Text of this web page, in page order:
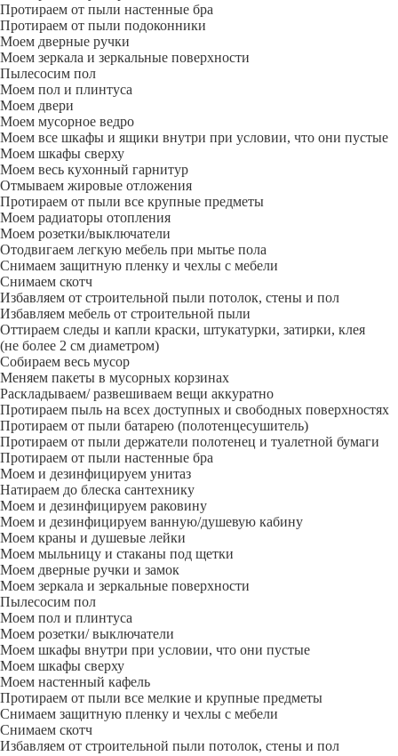
Протираем от пыли настенные бра
Протираем от пыли подоконники
Моем дверные ручки
Моем зеркала и зеркальные поверхности
Пылесосим пол
Моем пол и плинтуса
Моем двери
Моем мусорное ведро
Моем все шкафы и ящики внутри при условии, что они пустые
Моем шкафы сверху
Моем весь кухонный гарнитур
Отмываем жировые отложения
Протираем от пыли все крупные предметы
Моем радиаторы отопления
Моем розетки/выключатели
Отодвигаем легкую мебель при мытье пола
Снимаем защитную пленку и чехлы с мебели
Снимаем скотч
Избавляем от строительной пыли потолок, стены и пол
Избавляем мебель от строительной пыли
Оттираем следы и капли краски, штукатурки, затирки, клея
(не более 2 см диаметром)
Собираем весь мусор
Меняем пакеты в мусорных корзинах
Раскладываем/ развешиваем вещи аккуратно
Протираем пыль на всех доступных и свободных поверхностях
Протираем от пыли батарею (полотенцесушитель)
Протираем от пыли держатели полотенец и туалетной бумаги
Протираем от пыли настенные бра
Моем и дезинфицируем унитаз
Натираем до блеска сантехнику
Моем и дезинфицируем раковину
Моем и дезинфицируем ванную/душевую кабину
Моем краны и душевые лейки
Моем мыльницу и стаканы под щетки
Моем дверные ручки и замок
Моем зеркала и зеркальные поверхности
Пылесосим пол
Моем пол и плинтуса
Моем розетки/ выключатели
Моем шкафы внутри при условии, что они пустые
Моем шкафы сверху
Моем настенный кафель
Протираем от пыли все мелкие и крупные предметы
Снимаем защитную пленку и чехлы с мебели
Снимаем скотч
Избавляем от строительной пыли потолок, стены и пол